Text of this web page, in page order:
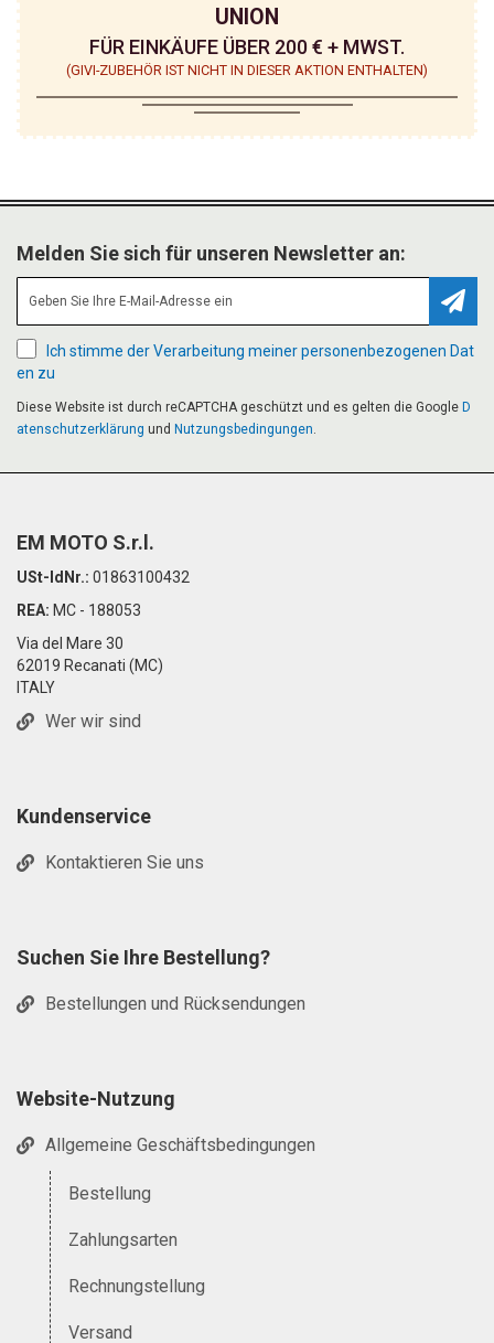
N
UNION
FÜR EINKÄUFE ÜBER 200 € + MWST.
(GIVI-ZUBEHÖR IST NICHT IN DIESER AKTION ENTHALTEN)
Melden Sie sich für unseren Newsletter an:
Ich stimme der Verarbeitung meiner personenbezogenen Dat
en zu
Diese Website ist durch reCAPTCHA geschützt und es gelten die Google D
atenschutzerklärung und Nutzungsbedingungen.
EM MOTO S.r.l.
USt-IdNr.: 01863100432
REA: MC - 188053
Via del Mare 30
62019 Recanati (MC)
ITALY
Wer wir sind
Kundenservice
Kontaktieren Sie uns
Suchen Sie Ihre Bestellung?
Bestellungen und Rücksendungen
Website-Nutzung
Allgemeine Geschäftsbedingungen
Bestellung
Zahlungsarten
Rechnungstellung
Versand